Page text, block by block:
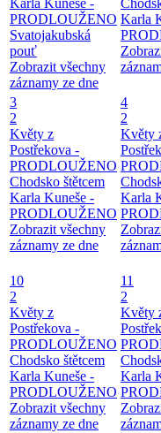
Karla Kuneše -
PRODLOUŽENO
Svatojakubská
pouť
Zobrazit všechny
záznamy ze dne
Karla
3
2
Květy z
Postřekova -
PRODLOUŽENO
Chodsko štětcem
Karla Kuneše -
PRODLOUŽENO
Zobrazit všechny
záznamy ze dne
4
2
Květy
Karla
10
2
Květy z
Postřekova -
PRODLOUŽENO
Chodsko štětcem
Karla Kuneše -
PRODLOUŽENO
Zobrazit všechny
záznamy ze dne
11
2
Květy
Karla